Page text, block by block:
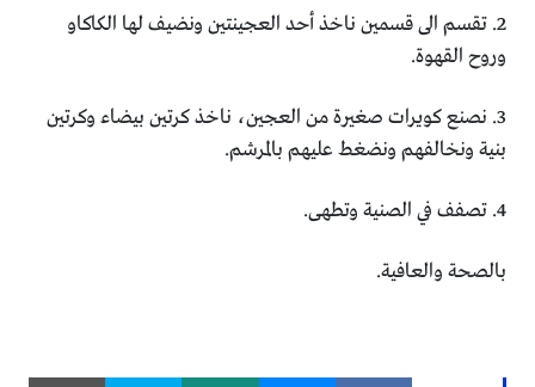
2. تقسم الى قسمين ناخذ أحد العجينتين ونضيف لها الكاكاو
وروح القهوة.
3. نصنع كويرات صغيرة من العجين، ناخذ كرتين بيضاء وكرتين
بنية ونخالفهم ونضغط عليهم بالمرشم.
4. تصفف في الصنية وتطهى.
بالصحة والعافية.